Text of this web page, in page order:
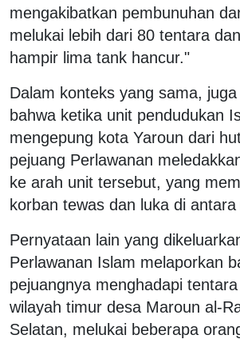
mengakibatkan pembunuhan
melukai lebih dari 80 tentara
hampir lima tank hancur."
Dalam konteks yang sama,
bahwa ketika unit pendudukan
mengepung kota Yaroun dari
pejuang Perlawanan
ke arah unit tersebut, yang
korban tewas dan luka di
Pernyataan lain yang
Perlawanan Islam melaporkan
pejuangnya menghadapi
wilayah timur desa Maroun al-
Selatan, melukai beberapa